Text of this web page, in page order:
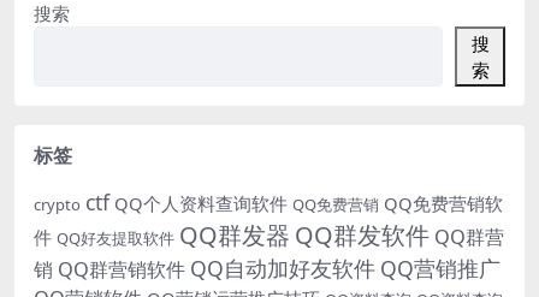
搜索
搜
索
标签
crypto ctf QQ个人资料查询软件 QQ免费营销 QQ免费营销软
件 QQ好友提取软件 QQ群发器 QQ群发软件 QQ群营
销 QQ群营销软件 QQ自动加好友软件 QQ营销推广